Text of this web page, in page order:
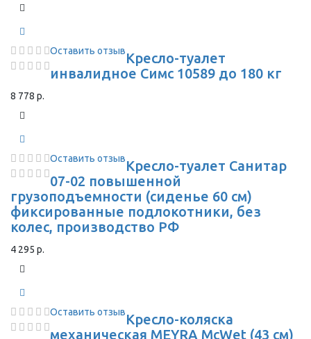
Оставить отзывКресло-туалет
инвалидное Симс 10589 до 180 кг
8 778 р.
Оставить отзывКресло-туалет Санитар
07-02 повышенной
грузоподъемности (сиденье 60 см)
фиксированные подлокотники, без
колес, производство РФ
4 295 р.
Оставить отзывКресло-коляска
механическая MEYRA McWet (43 см)